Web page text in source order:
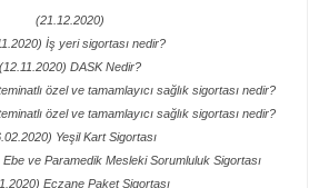
(21.12.2020)
İş yeri sigortası nedir?
(12.11.2020) DASK Nedir?
özel ve tamamlayıcı sağlık sigortası nedir?
özel ve tamamlayıcı sağlık sigortası nedir?
Yeşil Kart Sigortası
ve Paramedik Mesleki Sorumluluk Sigortası
Eczane Paket Sigortası